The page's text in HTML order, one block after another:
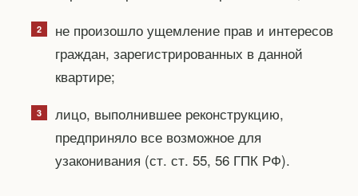
не произошло ущемление прав и интересов
граждан, зарегистрированных в данной
квартире;
лицо, выполнившее реконструкцию,
предприняло все возможное для
узаконивания (ст. ст. 55, 56 ГПК РФ).